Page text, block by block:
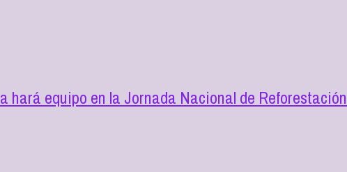
hará equipo en la Jornada Nacional de